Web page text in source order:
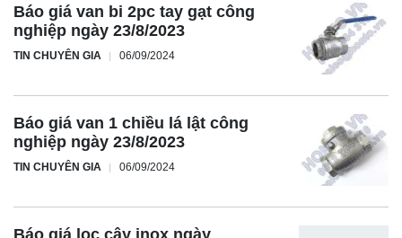
Báo giá van bi 2pc tay gạt công
nghiệp ngày 23/8/2023
TIN CHUYÊN GIA 06/09/2024
Báo giá van 1 chiều lá lật công
nghiệp ngày 23/8/2023
TIN CHUYÊN GIA 06/09/2024